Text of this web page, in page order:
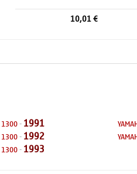
10,01 €
1300-1991
1300-1992
1300-1993